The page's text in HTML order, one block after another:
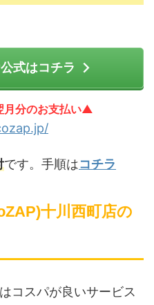
式はコチラ
分のお支払い▲
です。手順はコチラ
十川西町店の
コスパが良いサービス